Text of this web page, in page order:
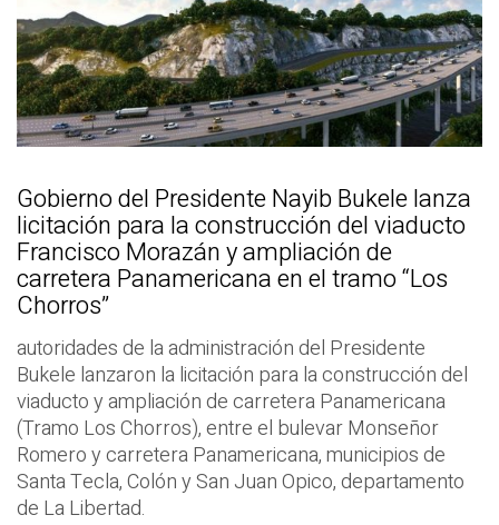
Gobierno del Presidente Nayib Bukele lanza
licitación para la construcción del viaducto
Francisco Morazán y ampliación de
carretera Panamericana en el tramo “Los
Chorros”
autoridades de la administración del Presidente
Bukele lanzaron la licitación para la construcción del
viaducto y ampliación de carretera Panamericana
(Tramo Los Chorros), entre el bulevar Monseñor
Romero y carretera Panamericana, municipios de
Santa Tecla, Colón y San Juan Opico, departamento
de La Libertad.